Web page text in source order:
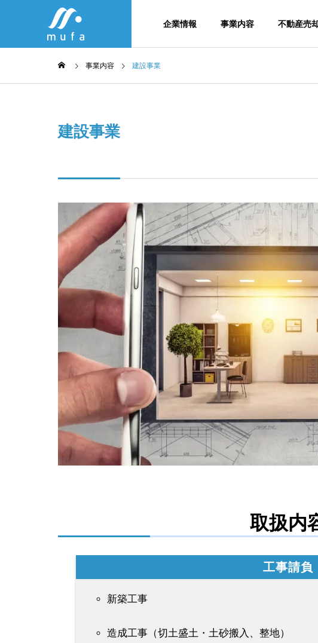
企業情報 事業内容 不動産売
企業情報
メンバー紹介
事業内容
不動産事業
法務×IT×不動産
生竹・伐採竹を無
ナレッジ
野田市の空き家物
【野田市対応】
事業内容 建設事業
建設事業
取扱内
工事請負
新築工事
造成工事 （切土盛土・土砂搬入、整地）